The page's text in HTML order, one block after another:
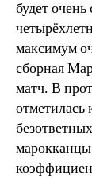
будет
максимум
сборная
матч. В
отметилась
марокканцы